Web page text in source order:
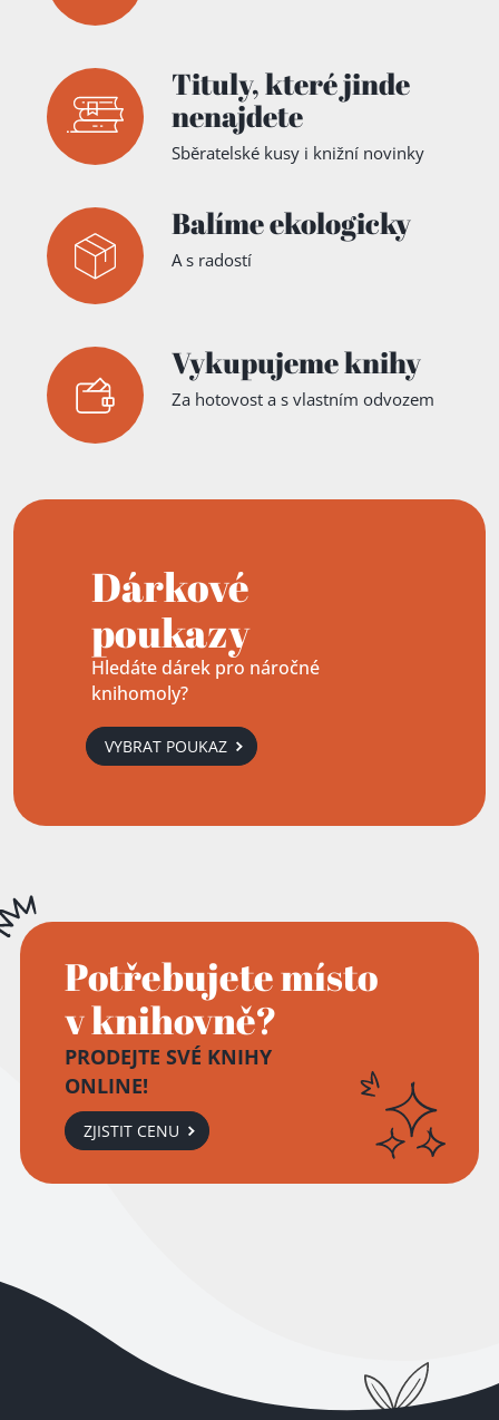
Tituly,které jinde
nenajdete
Sběratelské kusy i knižní novinky
Balíme ekologicky
A s radostí
Vykupujeme knihy
Za hotovost a s vlastním odvozem
Dárkové
poukazy
Hledáte dárek pro náročné
knihomoly?
VYBRAT POUKAZ
Potřebujete místo
v knihovně?
PRODEJTE SVÉ KNIHY
ONLINE!
ZJISTIT CENU